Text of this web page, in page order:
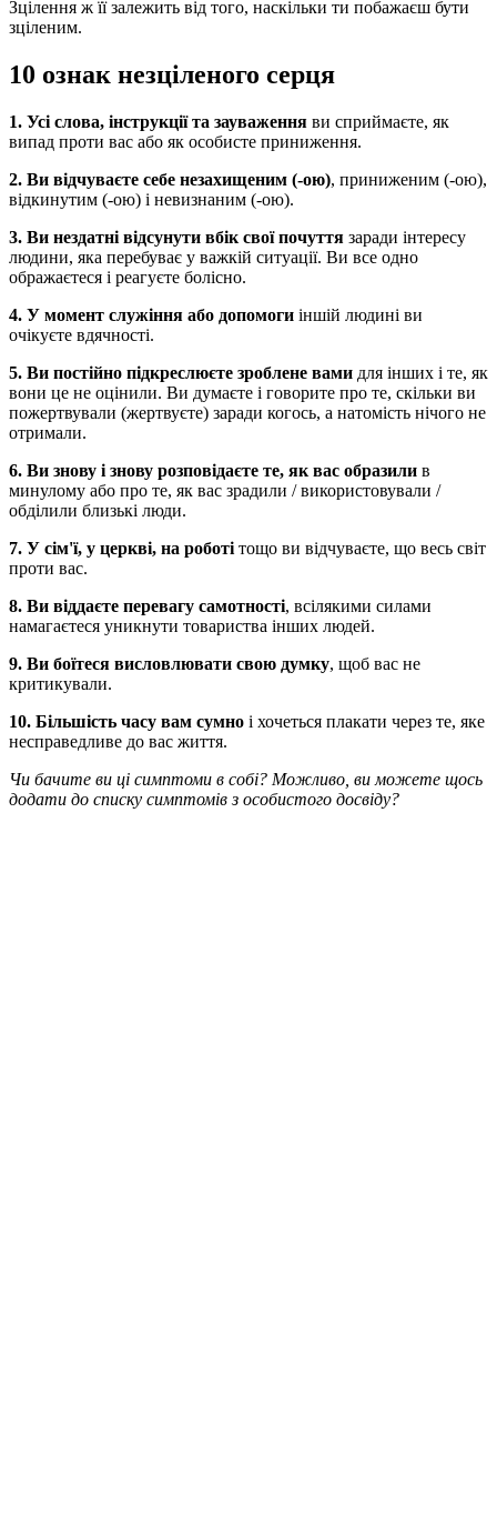
Зцілення ж її залежить від того, наскільки ти побажаєш бути
зціленим.
10 ознак незціленого серця
1. Усі слова, інструкції та зауваження ви сприймаєте, як
випад проти вас або як особисте приниження.
2. Ви відчуваєте себе незахищеним (-ою), приниженим (-ою),
відкинутим (-ою) і невизнаним (-ою).
3. Ви нездатні відсунути вбік свої почуття заради інтересу
людини, яка перебуває у важкій ситуації. Ви все одно
ображаєтеся і реагуєте болісно.
4. У момент служіння або допомоги іншій людині ви
очікуєте вдячності.
5. Ви постійно підкреслюєте зроблене вами для інших і те, як
вони це не оцінили. Ви думаєте і говорите про те, скільки ви
пожертвували (жертвуєте) заради когось, а натомість нічого не
отримали.
6. Ви знову і знову розповідаєте те, як вас образили в
минулому або про те, як вас зрадили / використовували /
обділили близькі люди.
7. У сім'ї, у церкві, на роботі тощо ви відчуваєте, що весь світ
проти вас.
8. Ви віддаєте перевагу самотності, всілякими силами
намагаєтеся уникнути товариства інших людей.
9. Ви боїтеся висловлювати свою думку, щоб вас не
критикували.
10. Більшість часу вам сумно і хочеться плакати через те, яке
несправедливе до вас життя.
Чи бачите ви ці симптоми в собі? Можливо, ви можете щось
додати до списку симптомів з особистого досвіду?